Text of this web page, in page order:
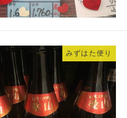
みずはた便り